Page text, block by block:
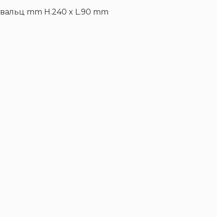
вальц mm H.240 x L.90 mm